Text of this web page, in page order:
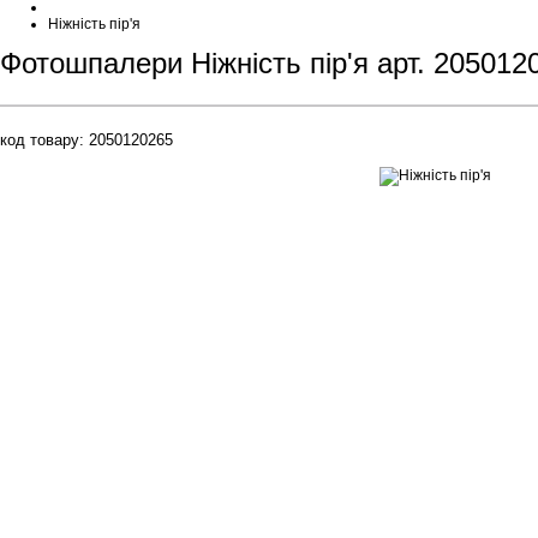
Ніжність пір'я
Фотошпалери Ніжність пір'я арт.
код товару: 2050120265